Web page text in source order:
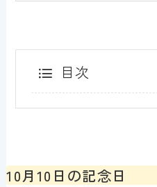
目次
10月10日の記念日